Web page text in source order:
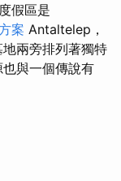
假區是
案 Antaltelep，
兩旁排列著獨特
與一個傳說有